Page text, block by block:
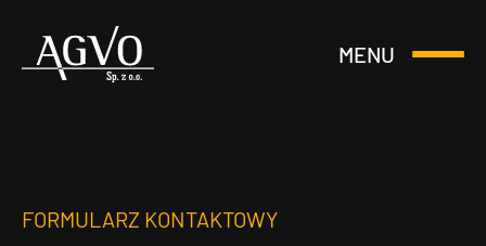
Header
MENU
Otwórz
FORMULARZ KONTAKTOWY